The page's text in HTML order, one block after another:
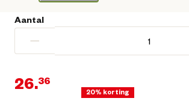
Aantal
−
26.36
20% korting